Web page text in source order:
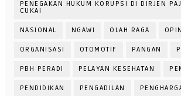
PENEGAKAN HUKUM KORUPSI DI DIRJEN
CUKAI
NASIONAL NGAWI OLAH RAGA
ORGANISASI OTOMOTIF PANGAN
PBH PERADI PELAYAN KESEHATAN
PENDIDIKAN PENGADILAN